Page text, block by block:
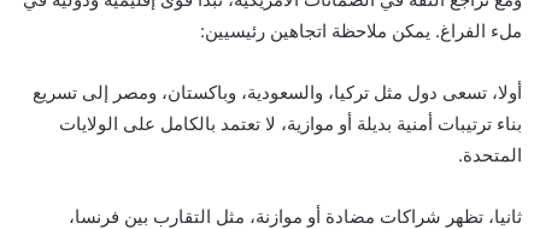
ملء الفراغ. يمكن ملاحظة اتجاهين رئيسيين:
أولا، تسعى دول مثل تركيا، والسعودية، وباكستان، ومصر إلى تسريع
بناء ترتيبات أمنية بديلة أو موازية، لا تعتمد بالكامل على الولايات
المتحدة.
ثانيا، تظهر شراكات مضادة أو موازنة، مثل التقارب بين فرنسا،